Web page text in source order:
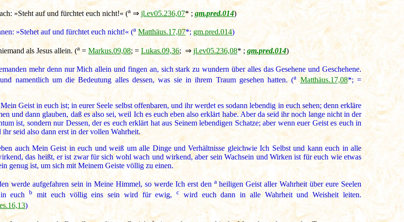
»Steht auf und fürchtet euch nicht!« (a ⇒ jl.ev05.236,07* ; gm.pred.014)
»Stehet auf und fürchtet euch nicht!« (a Matthäus.17,07*; gm.pred.014)
als Jesus allein. (a = Markus.09,08; = Lukas.09,36; ⇒ jl.ev05.236,08* ; gm.pred.014)
mehr denn nur Mich allein und fingen an, sich stark zu wundern über alles das Gesehene und Geschehene.
namentlich um die Bedeutung alles dessen, was sie in ihrem Traum gesehen hatten. (a Matthäus.17,08*; =
Geist in euch ist; in eurer Seele selbst offenbaren, und ihr werdet es sodann lebendig in euch sehen; denn erkläre
und dann glauben, daß es also sei, weil Ich es euch eben also erklärt habe. Aber da seid ihr noch lange nicht in der
ist, sondern nur Dessen, der es euch erklärt hat aus Seinem lebendigen Schatze; aber wenn euer Geist es euch in
seid also dann erst in der vollen Wahrheit.
auch Mein Geist in euch und weiß um alle Dinge und Verhältnisse gleichwie Ich Selbst und kann euch in alle
das heißt, er ist zwar für sich wohl wach und wirkend, aber sein Wachsein und Wirken ist für euch wie etwas
genug ist, um sich mit Meinem Geiste völlig zu einen.
werde aufgefahren sein in Meine Himmel, so werde Ich erst den aheiligen Geist aller Wahrheit über eure Seelen
in euchb mit euch völlig eins sein wird für ewig,cwird euch dann in alle Wahrheit und Weisheit leiten.
)